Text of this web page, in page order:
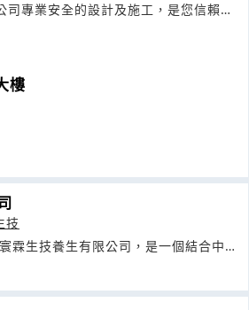
司專業安全的設計及施工，是您信賴的
樓
技